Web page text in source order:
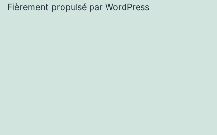
Fièrement propulsé par WordPress